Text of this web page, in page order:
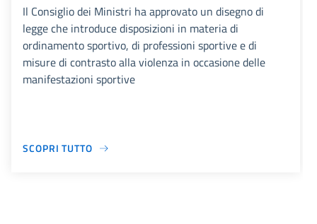
Il Consiglio dei Ministri ha approvato un disegno di
legge che introduce disposizioni in materia di
ordinamento sportivo, di professioni sportive e di
misure di contrasto alla violenza in occasione delle
manifestazioni sportive
SCOPRI TUTTO